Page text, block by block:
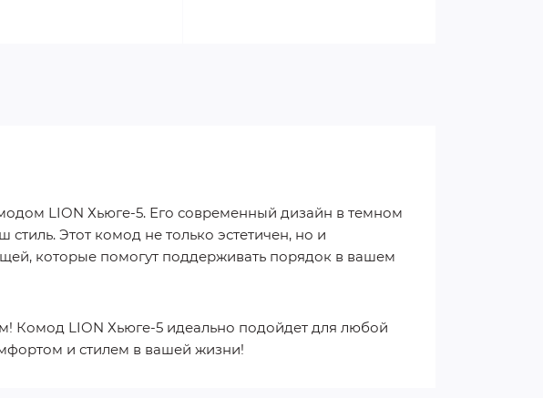
LION Хьюге-5. Его современный дизайн в темном
Этот комод не только эстетичен, но и
которые помогут поддерживать порядок в вашем
Комод LION Хьюге-5 идеально подойдет для любой
и стилем в вашей жизни!